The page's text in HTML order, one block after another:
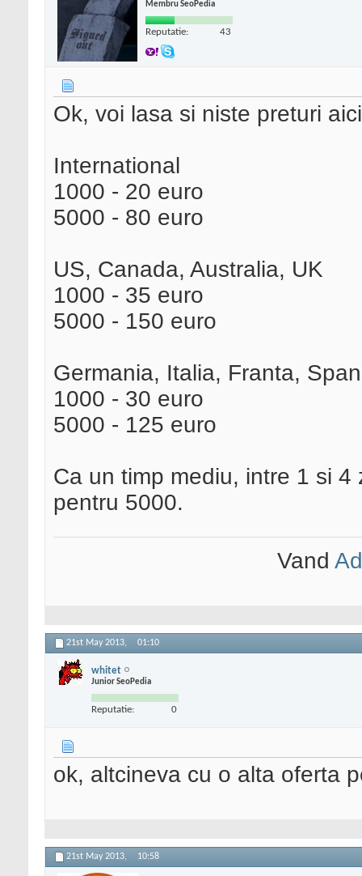
Membru SeoPedia
Reputatie: 43
Ok, voi lasa si niste preturi
International
1000 - 20 euro
5000 - 80 euro
US, Canada, Australia, UK
1000 - 35 euro
5000 - 150 euro
Germania, Italia, Franta,
1000 - 30 euro
5000 - 125 euro
Ca un timp mediu, intre 1 si
pentru 5000.
Vand
21st May 2013, 01:10
whitet
Junior SeoPedia
Reputatie: 0
ok, altcineva cu o alta oferta
21st May 2013, 10:58